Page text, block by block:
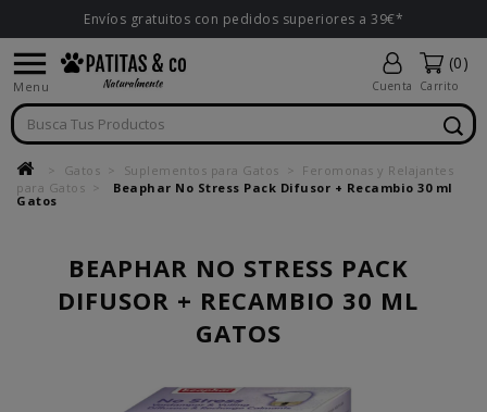
Envíos gratuitos con pedidos superiores a 39€*

Menu Cuenta
(0)
Carrito
Gatos Suplementos para Gatos
Feromonas y Relajantes
para Gatos
Beaphar No Stress Pack Difusor + Recambio 30 ml
Gatos
BEAPHAR NO STRESS PACK
DIFUSOR + RECAMBIO 30 ML
GATOS